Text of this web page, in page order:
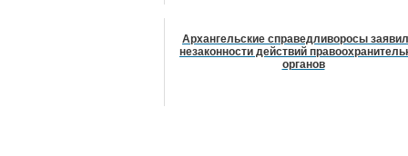
Архангельские справедливоросы
незаконности действий
органов